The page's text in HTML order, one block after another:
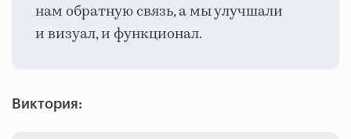
нам обратную связь, а мы улучшали
и визуал, и функционал.
Виктория: